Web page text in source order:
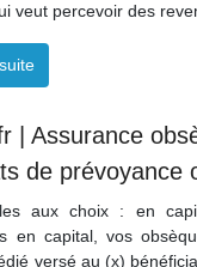
veut percevoir des
| Assurance
de prévoyance
aux choix : en
en capital, vos
versé au (x)